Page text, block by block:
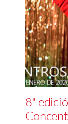
8ª